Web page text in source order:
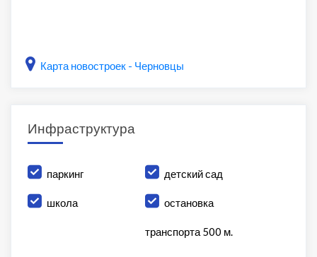
Карта новостроек - Черновцы
Инфраструктура
паркинг детский сад
школа остановка
транспорта 500 м.